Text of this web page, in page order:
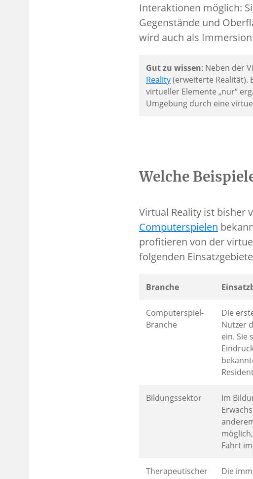
Interaktionen möglich:
Gegenstände und
wird auch als
Gut zu wissen: Neben der
Reality(erweiterte Realität).
virtueller Elemente „nur“
Umgebung durch eine
Welche
Virtual Reality ist bisher
Computerspielen
profitieren von der
folgenden
Branche
Computerspiel-
Branche
Die
Nutzer
ein. Sie
Bildungssektor
Im
Fahrt
Therapeutischer
Die